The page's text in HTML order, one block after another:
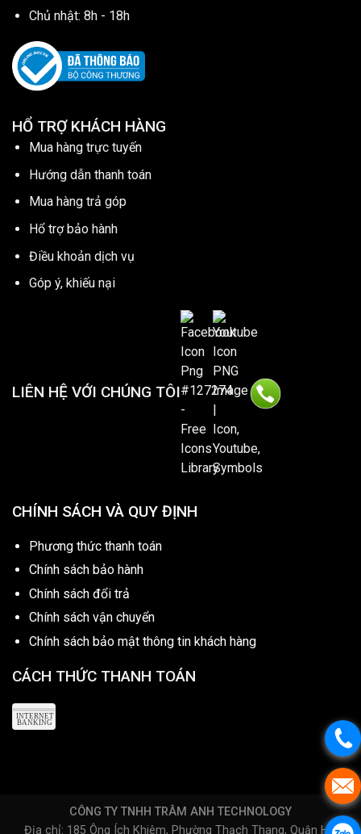
Chủ nhật: 8h - 18h
HỔ TRỢ KHÁCH HÀNG
Mua hàng trực tuyến
Hướng dẫn thanh toán
Mua hàng trả góp
Hổ trợ bảo hành
Điều khoản dịch vụ
Góp ý, khiếu nại
LIÊN HỆ VỚI CHÚNG TÔI
CHÍNH SÁCH VÀ QUY ĐỊNH
Phương thức thanh toán
Chính sách bảo hành
Chính sách đổi trả
Chính sách vận chuyển
Chính sách bảo mật thông tin khách hàng
CÁCH THỨC THANH TOÁN
CÔNG TY TNHH TRÂM ANH TECHNOLOGY
Địa chỉ: 185 Ông Ích Khiêm, Phường Thạch Thang, Quận Hải